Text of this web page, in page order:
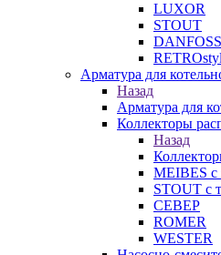
LUXOR
STOUT
DANFOSS
Арматура для
Назад
Арматура для
Коллекторы
Назад
MEIBES с
STOUT с
СЕВЕР
ROMER
WESTER